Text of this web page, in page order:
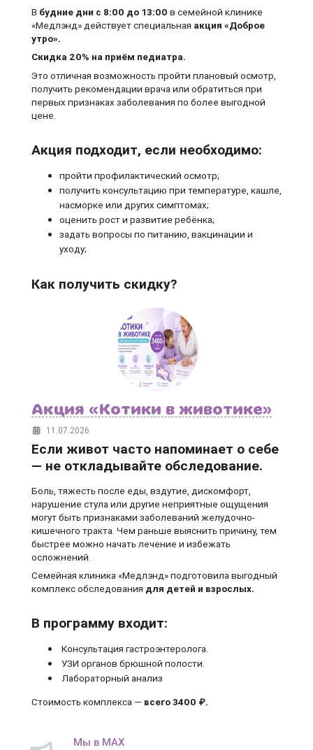
В будние дни с 8:00 до 13:00 в семейной клинике
«Медлэнд» действует специальная акция «Доброе
утро».
Скидка 20% на приём педиатра.
Это отличная возможность пройти плановый осмотр,
получить рекомендации врача или обратиться при
первых признаках заболевания по более выгодной
цене.
Акция подходит, если необходимо:
пройти профилактический осмотр;
получить консультацию при температуре, кашле,
насморке или других симптомах;
оценить рост и развитие ребёнка;
задать вопросы по питанию, вакцинации и
уходу;
Как получить скидку?
Акция «Котики в животике»
11.07.2026
Если живот часто напоминает о себе
— не откладывайте обследование.
Боль, тяжесть после еды, вздутие, дискомфорт,
нарушение стула или другие неприятные ощущения
могут быть признаками заболеваний желудочно-
кишечного тракта. Чем раньше выяснить причину, тем
быстрее можно начать лечение и избежать
осложнений.
Семейная клиника «Медлэнд» подготовила выгодный
комплекс обследования для детей и взрослых.
В программу входит:
Консультация гастроэнтеролога.
УЗИ органов брюшной полости.
Лабораторный анализ
Стоимость комплекса — всего 3400 ₽.
Мы в MAX